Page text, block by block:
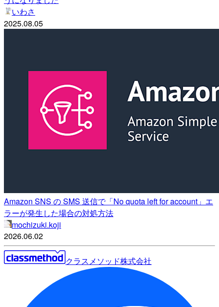
いわさ
2025.08.05
Amazon SNS の SMS 送信で「No quota left for account」エ
ラーが発生した場合の対処方法
mochizuki.koji
2026.06.02
クラスメソッド株式会社